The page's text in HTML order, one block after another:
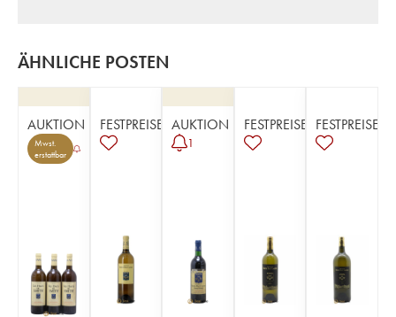
ÄHNLICHE POSTEN
AUKTION
Mwst.
erstattbar
FESTPREISE AUKTION
1
FESTPREISE FESTPREISE